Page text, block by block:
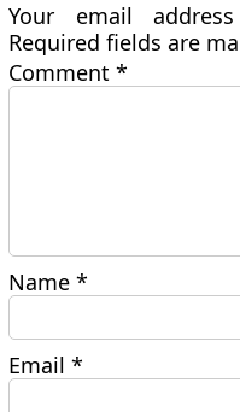
Your email
Required fields are
Comment*
Name*
Email*